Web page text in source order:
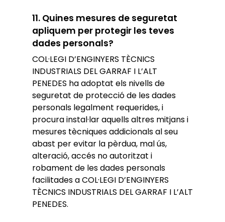
11. Quines mesures de seguretat
apliquem per protegir les teves
dades personals?
COL·LEGI D’ENGINYERS TÈCNICS
INDUSTRIALS DEL GARRAF I L’ALT
PENEDES ha adoptat els nivells de
seguretat de protecció de les dades
personals legalment requerides, i
procura instal·lar aquells altres mitjans i
mesures tècniques addicionals al seu
abast per evitar la pèrdua, mal ús,
alteració, accés no autoritzat i
robament de les dades personals
facilitades a COL·LEGI D’ENGINYERS
TÈCNICS INDUSTRIALS DEL GARRAF I L’ALT
PENEDES.